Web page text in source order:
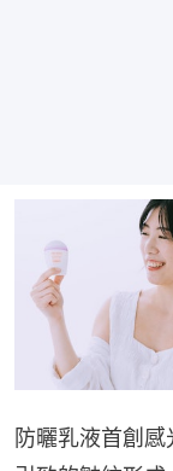
防曬乳液首創